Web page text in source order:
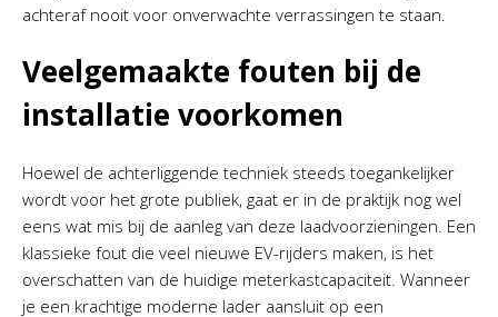
achteraf nooit voor onverwachte verrassingen te staan.
Veelgemaakte fouten bij de
installatie voorkomen
Hoewel de achterliggende techniek steeds toegankelijker
wordt voor het grote publiek, gaat er in de praktijk nog wel
eens wat mis bij de aanleg van deze laadvoorzieningen. Een
klassieke fout die veel nieuwe EV-rijders maken, is het
overschatten van de huidige meterkastcapaciteit. Wanneer
je een krachtige moderne lader aansluit op een